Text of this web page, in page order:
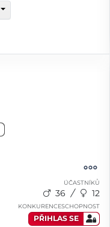
ÚČASTNÍKŮ
36 12
KONKURENCESCHOPNOST
PŘIHLAS SE